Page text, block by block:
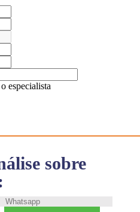
sobre
especialista